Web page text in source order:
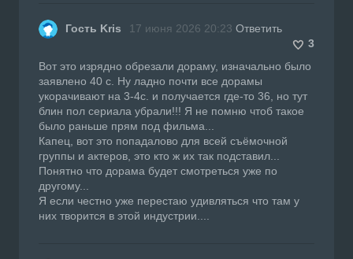
Гость Kris 17 июня 2026 20:23 Ответить
3
Вот это изрядно обрезали дораму, изначально было
заявлено 40 с. Ну ладно почти все дорамы
укорачивают на 3-4с. и получается где-то 36, но тут
блин пол сериала убрали!!! Я не помню чтоб такое
было раньше прям под фильма...
Капец, вот это попадалово для всей съёмочной
группы и актеров, это кто ж их так подставил...
Понятно что дорама будет смотреться уже по
другому...
Я если честно уже перестаю удивляться что там у
них творится в этой индустрии....